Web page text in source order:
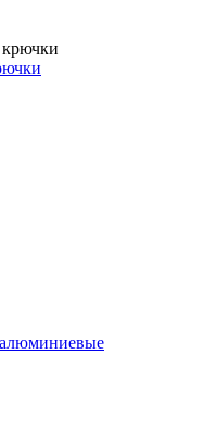
алюминиевые